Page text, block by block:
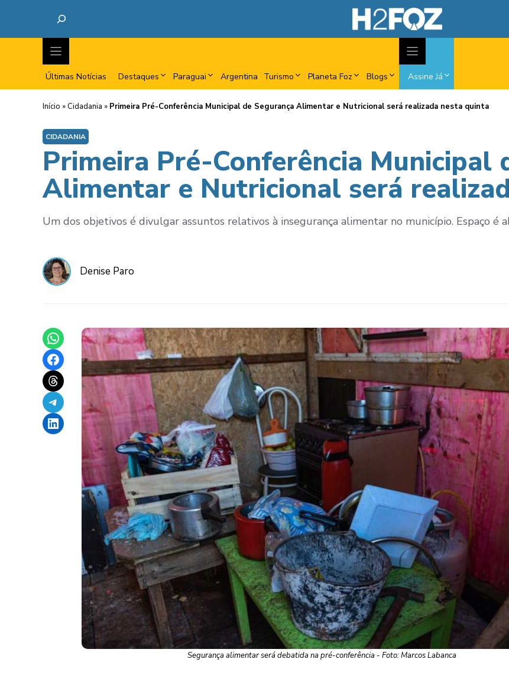
Últimas Notícias Destaques Paraguai Argentina Turismo Planeta Foz Blogs Assine Já
Início » Cidadania » Primeira Pré-Conferência Municipal de Segurança Alimentar e Nutricional será realizada nesta quinta
CIDADANIA
Primeira Pré-Conferência Municipal
Alimentar e Nutricional será
Um dos objetivos é divulgar assuntos relativos à insegurança alimentar no município. Espaço é
Denise Paro
Share on WhatsApp
Share on Facebook
Share on Threads
Share on Telegram
Share on LinkedIn
Segurança alimentar será debatida na pré-conferência - Foto: Marcos Labanca